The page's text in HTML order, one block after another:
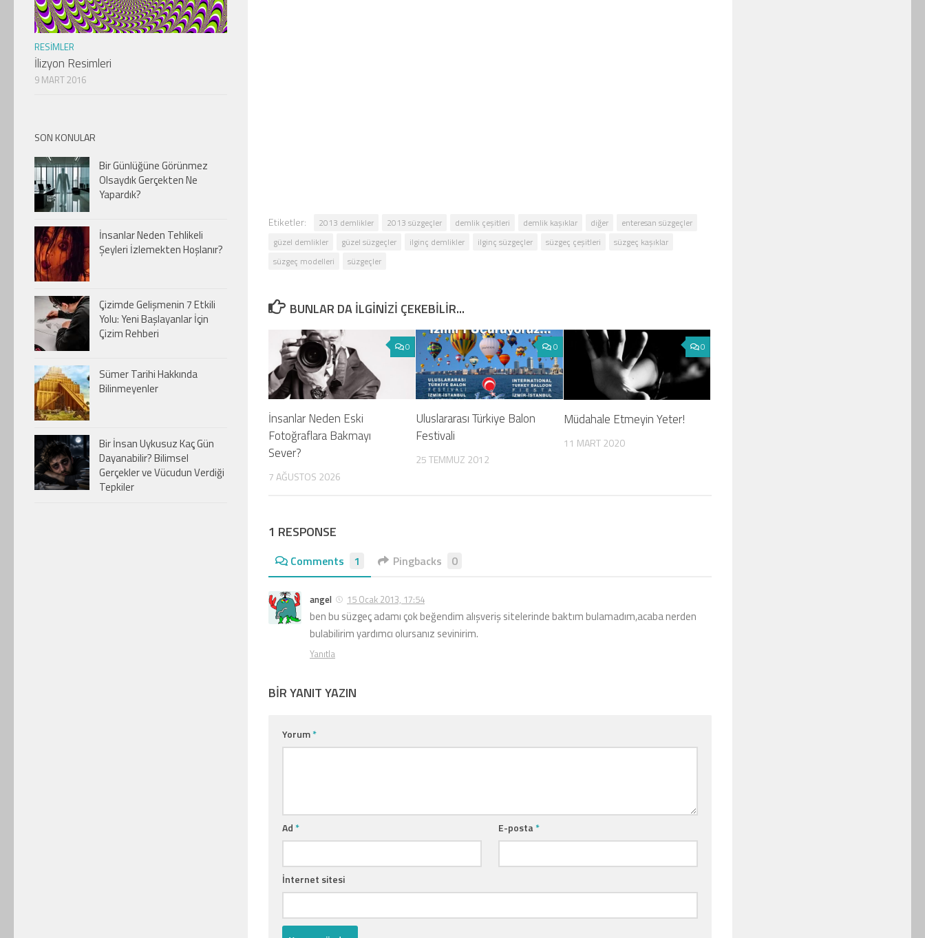
Etiketler: 2013 demlikler 2013 süzgeçler demlik çeşitleri demlik kaşıklar diğer
enteresan süzgeçler
güzel demlikler
güzel süzgeçler ilginç demlikler ilginç süzgeçler süzgeç çeşitleri
süzgeç kaşıklar
süzgeç modelleri
süzgeçler
BUNLAR DA ILGINIZI ÇEKEBILIR...
0
İnsanlar Neden Eski
Fotoğraflara Bakmayı
Sever?
7 AĞUSTOS 2026
0
Uluslararası Türkiye Balon
Festivali
25 TEMMUZ 2012
0
Müdahale Etmeyin Yeter!
11 MART 2020
1 RESPONSE
Comments 1 Pingbacks 0
angel 15 Ocak 2013, 17:54
ben bu süzgeç adamı çok beğendim alışveriş sitelerinde baktım bulamadım,acaba nerden
bulabilirim yardımcı olursanız sevinirim.
Yanıtla
BIR YANIT YAZIN
Yorum*
Ad* E-posta*
İnternet sitesi
RESIMLER
İlizyon Resimleri
9 MART 2016
SON KONULAR
Bir Günlüğüne Görünmez
Olsaydık Gerçekten Ne
Yapardık?
İnsanlar Neden Tehlikeli
Şeyleri İzlemekten Hoşlanır?
Çizimde Gelişmenin 7 Etkili
Yolu: Yeni Başlayanlar İçin
Çizim Rehberi
Sümer Tarihi Hakkında
Bilinmeyenler
Bir İnsan Uykusuz Kaç Gün
Dayanabilir? Bilimsel
Gerçekler ve Vücudun Verdiği
Tepkiler